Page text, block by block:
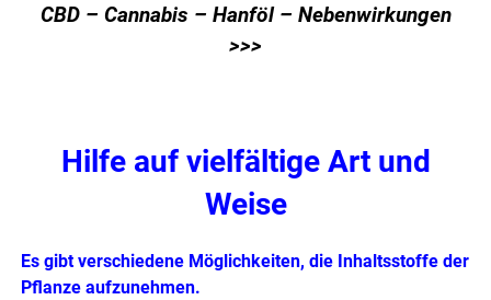
CBD – Cannabis – Hanföl – Nebenwirkungen
>>>
Hilfe auf vielfältige Art und
Weise
Es gibt verschiedene Möglichkeiten, die Inhaltsstoffe der
Pflanze aufzunehmen.